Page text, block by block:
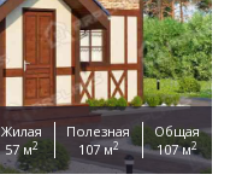
Жилая
57 м2
Полезная
107 м2
Общая
107 м2